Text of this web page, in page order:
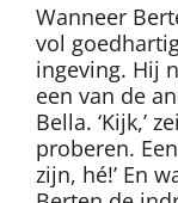
Wanneer
vol
ingeving. Hij
een van de
Bella. ‘Kijk,’
proberen.
zijn, hé!’ En